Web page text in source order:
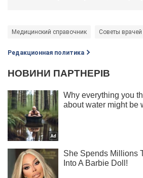
Медицинский справочник Советы врачей
Редакционная политика